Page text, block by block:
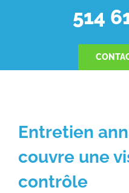
514
Entretien
couvre une
contrôle